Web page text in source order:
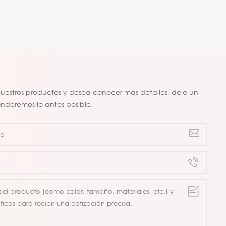
productos y desea conocer más detalles, deje un
lo antes posible.